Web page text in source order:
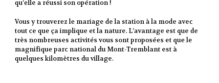
qu’elle a réussi son opération !
Vous y trouverez le mariage de la station à la mode avec
tout ce que ça implique et la nature. L’avantage est que de
très nombreuses activités vous sont proposées et que le
magnifique parc national du Mont-Tremblant est à
quelques kilomètres du village.